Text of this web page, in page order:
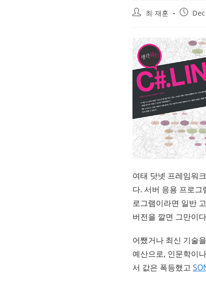
Post최 재훈
Post
여태 닷넷 프레임워
다. 서버 응용 프로
로그램이라면 일반
버전을 깔면 그만이
어쨌거나 최신 기술
예산으로, 인문학이
서 값은 폭등했고